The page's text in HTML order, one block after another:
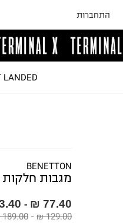
התחברות
LANDED
BENETTON
מגבות חלקות
77.40 ₪
-
₪
129.00 ₪
-
189.00 ₪